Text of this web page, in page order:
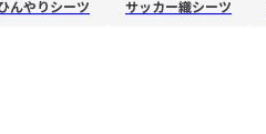
んやりシーツ サッカー織シーツ